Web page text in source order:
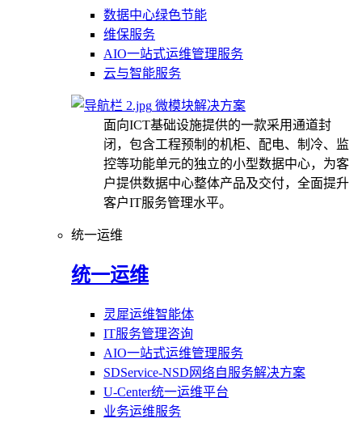
数据中心绿色节能
维保服务
AIO一站式运维管理服务
云与智能服务
微模块解决方案
面向ICT基础设施提供的一款采用通道封
闭，包含工程预制的机柜、配电、制冷、监
控等功能单元的独立的小型数据中心，为客
户提供数据中心整体产品及交付，全面提升
客户IT服务管理水平。
统一运维
统一运维
灵犀运维智能体
IT服务管理咨询
AIO一站式运维管理服务
SDService-NSD网络自服务解决方案
U-Center统一运维平台
业务运维服务